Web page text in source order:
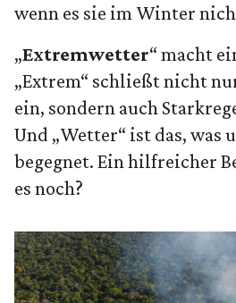
wenn es sie im Winter
„Extremwetter“ macht
„Extrem“ schließt nicht
ein, sondern auch
Und „Wetter“ ist das, was
begegnet. Ein hilfreicher
es noch?